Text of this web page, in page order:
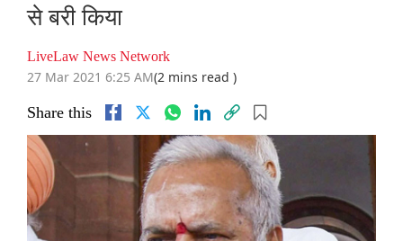
से बरी किया
LiveLaw News Network
27 Mar 2021 6:25 AM(2 mins read )
Share this